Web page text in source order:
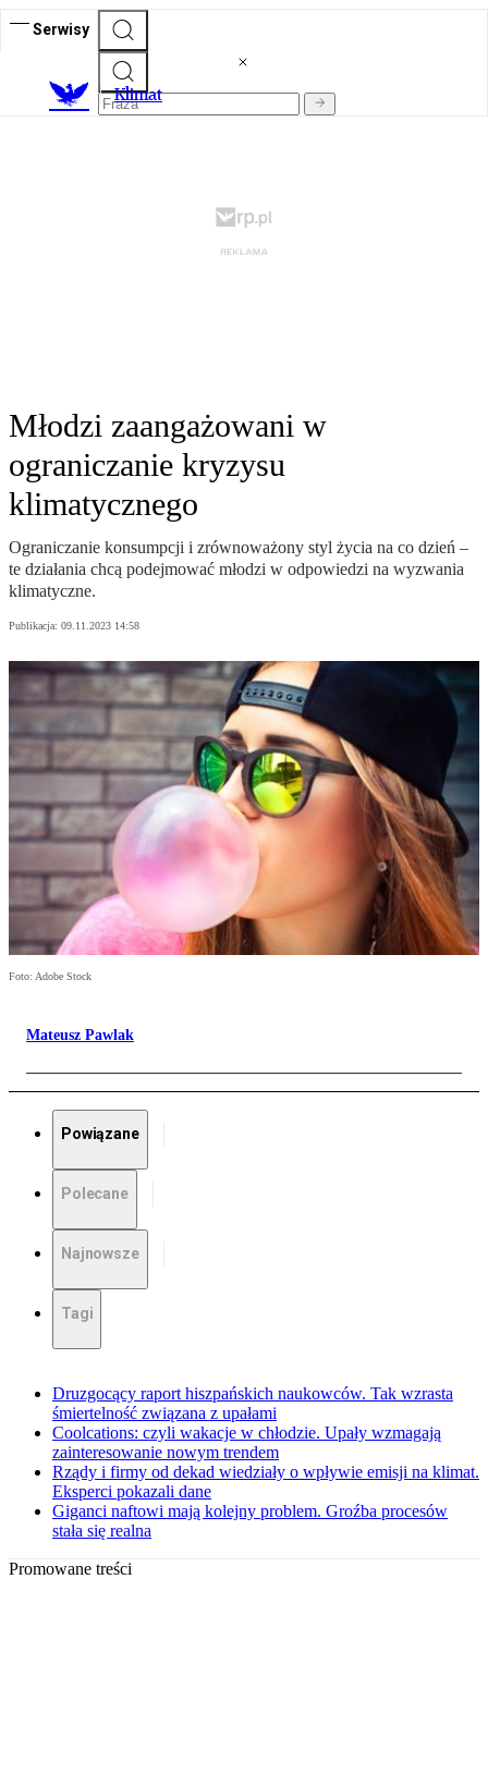
Serwisy
Klimat
Młodzi zaangażowani w
ograniczanie kryzysu
klimatycznego
Ograniczanie konsumpcji i zrównoważony styl życia na co dzień –
te działania chcą podejmować młodzi w odpowiedzi na wyzwania
klimatyczne.
Publikacja: 09.11.2023 14:58
Foto: Adobe Stock
Mateusz Pawlak
Powiązane
Polecane
Najnowsze
Tagi
Druzgocący raport hiszpańskich naukowców. Tak wzrasta
śmiertelność związana z upałami
Coolcations: czyli wakacje w chłodzie. Upały wzmagają
zainteresowanie nowym trendem
Rządy i firmy od dekad wiedziały o wpływie emisji na klimat.
Eksperci pokazali dane
Giganci naftowi mają kolejny problem. Groźba procesów
stała się realna
Promowane treści